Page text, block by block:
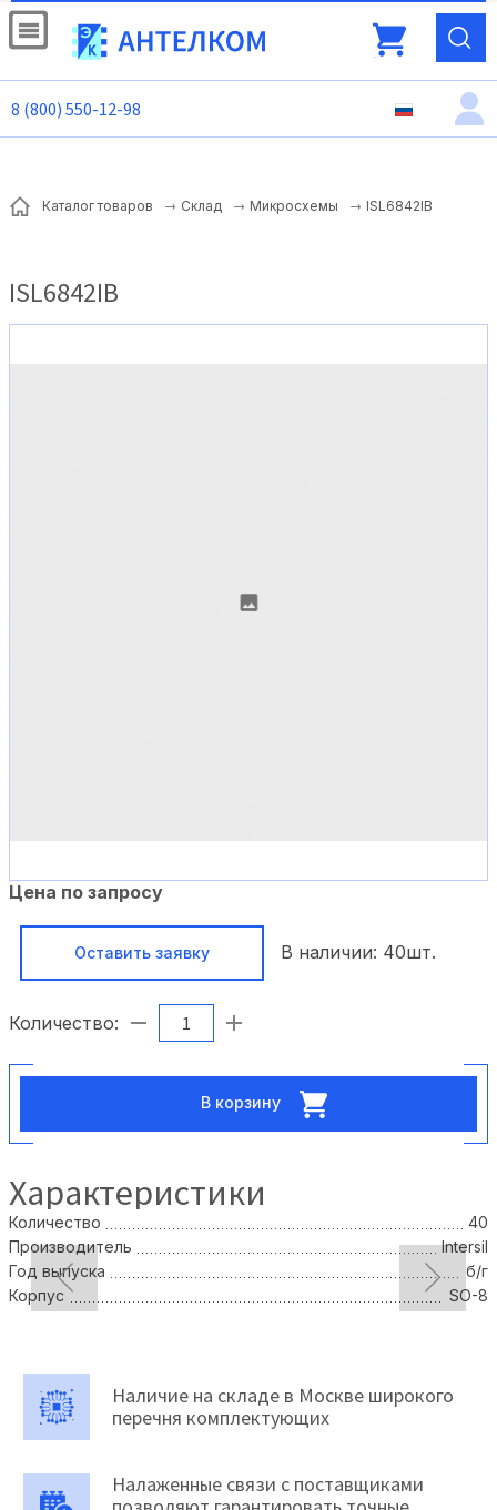
8 (800) 550-12-98
Каталог товаров Склад Микросхемы ISL6842IB
ISL6842IB
Цена по запросу
Оставить заявку В наличии: 40шт.
Количество:
В корзину
Характеристики
Количество
40
Производитель
Intersil
Год выпуска
б/г
Корпус
SO-8
Наличие на складе в Москве широкого
перечня комплектующих
Налаженные связи с поставщиками